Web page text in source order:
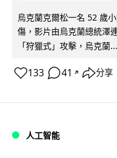
烏克蘭克爾松一名 52 歲
傷，影片由烏克蘭總統澤
「狩獵式」攻擊，烏克蘭...
133 41 ↗ 分享
人工智能